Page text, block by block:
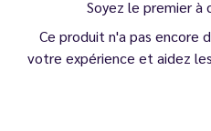
Soyez le premier à
Ce produit n'a pas encore
votre expérience et aidez